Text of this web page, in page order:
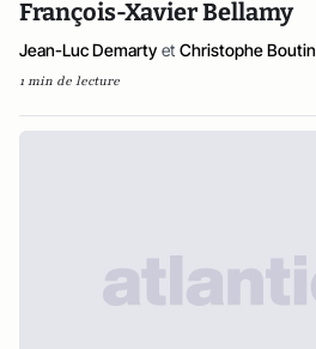
François-Xavier Bellamy
Jean-Luc Demarty et Christophe Boutin
1 min de lecture